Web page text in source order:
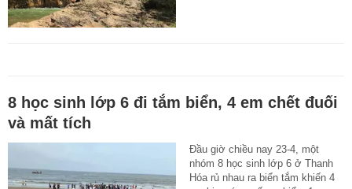
8 học sinh lớp 6 đi tắm biển, 4 em chết đuối
và mất tích
Đầu giờ chiều nay 23-4, một
nhóm 8 học sinh lớp 6 ở Thanh
Hóa rủ nhau ra biển tắm khiến 4